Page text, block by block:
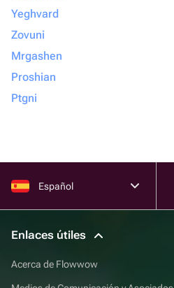
Yeghvard
Zovuni
Mrgashen
Proshian
Ptgni
Español
Enlaces útiles
Acerca de Flowwow